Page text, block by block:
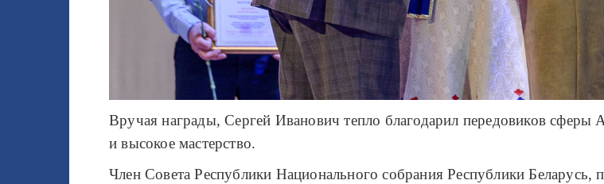
Вручая награды, Сергей Иванович тепло благодарил передовиков
и высокое мастерство.
Член Совета Республики Национального собрания Республики Беларусь,